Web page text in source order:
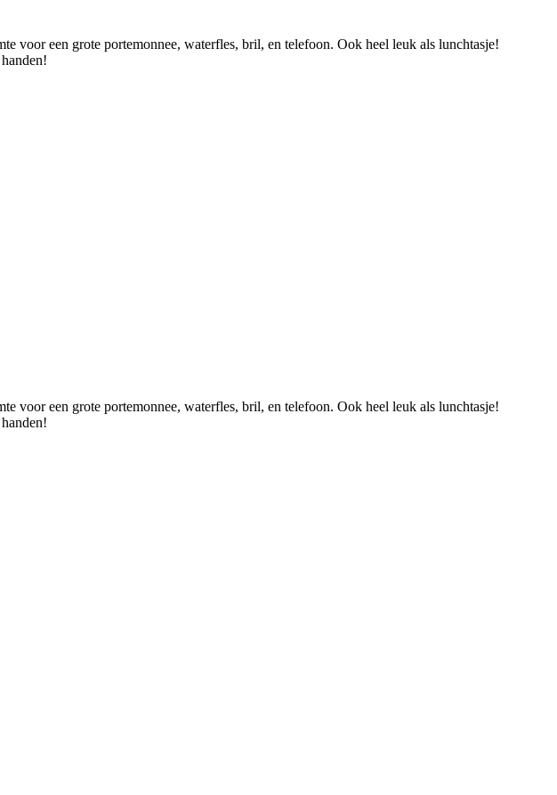
voor een grote portemonnee, waterfles, bril, en telefoon. Ook heel leuk als lunchtasje!
voor een grote portemonnee, waterfles, bril, en telefoon. Ook heel leuk als lunchtasje!